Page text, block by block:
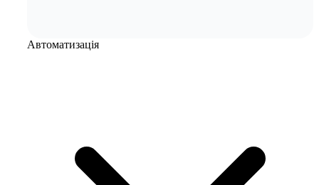
Автоматизація